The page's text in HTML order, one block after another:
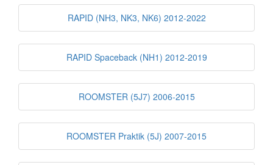
RAPID (NH3, NK3, NK6) 2012-2022
RAPID Spaceback (NH1) 2012-2019
ROOMSTER (5J7) 2006-2015
ROOMSTER Praktik (5J) 2007-2015